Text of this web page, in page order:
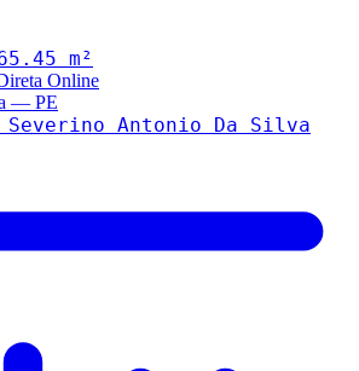
m²
Online
— PE
Severino Antonio Da Silva